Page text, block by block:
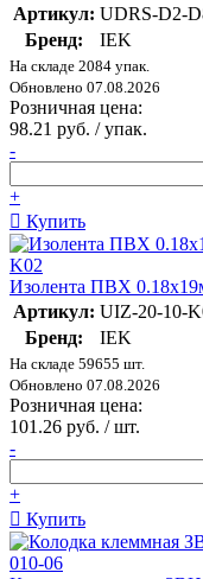
Артикул: UDRS-D2-
Бренд:
IEK
На складе 2084 упак.
Обновлено 07.08.2026
Розничная цена:
98.21 руб. / упак.
-
+
Купить
Изолента ПВХ
Артикул: UIZ-20-10-
Бренд:
IEK
На складе 59655 шт.
Обновлено 07.08.2026
Розничная цена:
101.26 руб. / шт.
-
+
Купить